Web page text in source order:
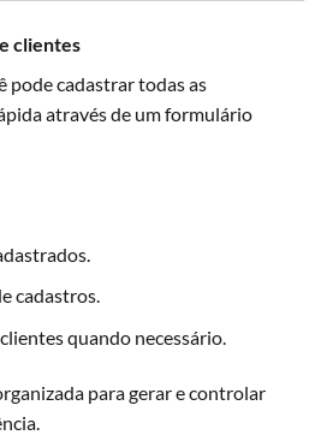
clientes
pode cadastrar todas as
através de um formulário
cadastros.
quando necessário.
para gerar e controlar